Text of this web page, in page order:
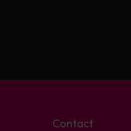
Contact